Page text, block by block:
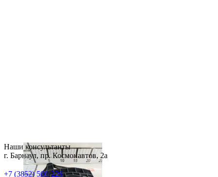
Наши консультанты
г. Барнаул, пр. Космонавтов, 2а
+7 (3852) 500-226